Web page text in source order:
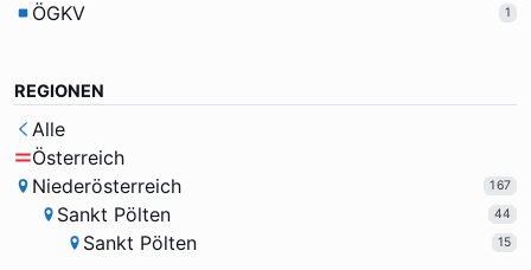
ÖGKV 1
REGIONEN
Alle
Österreich
Niederösterreich
167
Sankt Pölten 44
Sankt Pölten 15